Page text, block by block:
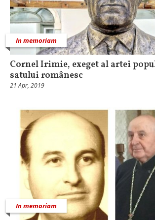
In memoriam
Cornel Irimie, exeget al artei
satului românesc
21 Apr, 2019
In memoriam